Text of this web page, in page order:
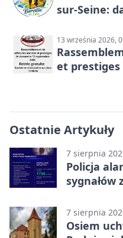
sur-Seine:
13 września 2026,
et
Ostatnie Artykuły
7 sierpnia
Policja
sygnałów
7 sierpnia
Osiem